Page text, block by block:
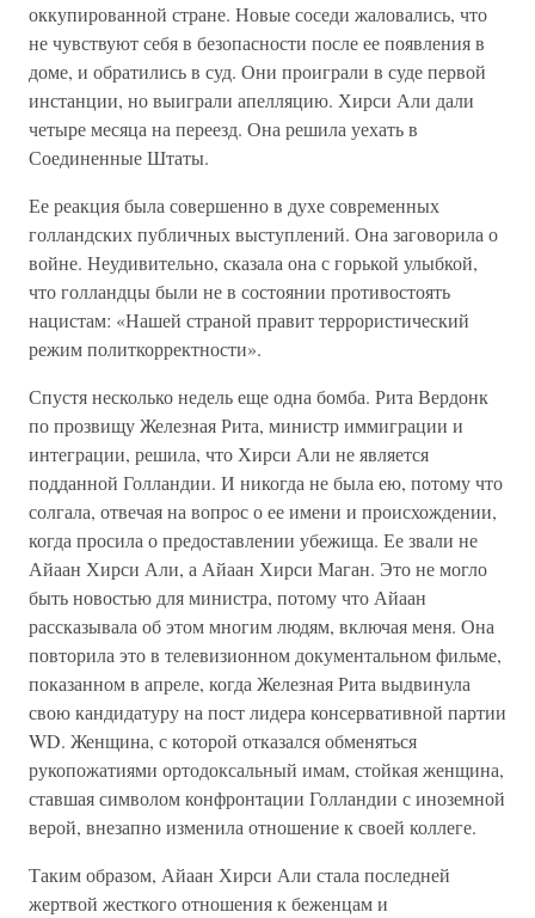
оккупированной стране. Новые соседи жаловались, что
не чувствуют себя в безопасности после ее появления в
доме, и обратились в суд. Они проиграли в суде первой
инстанции, но выиграли апелляцию. Хирси Али дали
четыре месяца на переезд. Она решила уехать в
Соединенные Штаты.
Ее реакция была совершенно в духе современных
голландских публичных выступлений. Она заговорила о
войне. Неудивительно, сказала она с горькой улыбкой,
что голландцы были не в состоянии противостоять
нацистам: «Нашей страной правит террористический
режим политкорректности».
Спустя несколько недель еще одна бомба. Рита Вердонк
по прозвищу Железная Рита, министр иммиграции и
интеграции, решила, что Хирси Али не является
подданной Голландии. И никогда не была ею, потому что
солгала, отвечая на вопрос о ее имени и происхождении,
когда просила о предоставлении убежища. Ее звали не
Айаан Хирси Али, а Айаан Хирси Маган. Это не могло
быть новостью для министра, потому что Айаан
рассказывала об этом многим людям, включая меня. Она
повторила это в телевизионном документальном фильме,
показанном в апреле, когда Железная Рита выдвинула
свою кандидатуру на пост лидера консервативной партии
WD. Женщина, с которой отказался обменяться
рукопожатиями ортодоксальный имам, стойкая женщина,
ставшая символом конфронтации Голландии с иноземной
верой, внезапно изменила отношение к своей коллеге.
Таким образом, Айаан Хирси Али стала последней
жертвой жесткого отношения к беженцам и